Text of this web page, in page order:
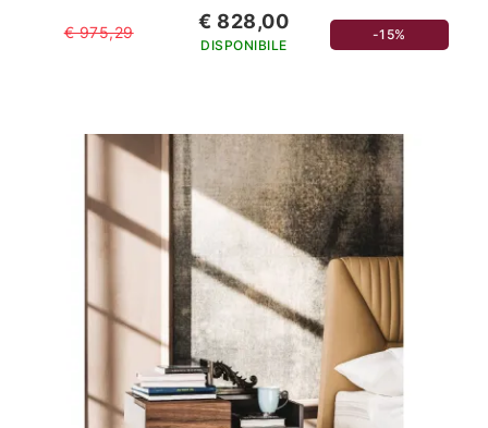
€ 975,29 € 828,00
DISPONIBILE
-15%